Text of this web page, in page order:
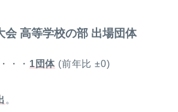
会 高等学校の部 出場団体
・・ 1団体 (前年比 ±0)
。